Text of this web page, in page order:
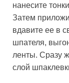
нанесите
Затем
вдавите ее в
шпателя,
ленты. Сразу
слой